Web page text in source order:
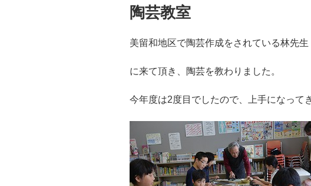
稿
日:
陶芸教室
美留和地区で陶芸作成をされている林先生
に来て頂き、陶芸を教わりました。
今年度は2度目でしたので、上手になって